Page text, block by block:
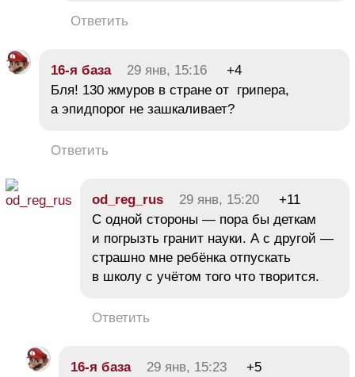
Ответить
16-я база 29 янв, 15:16
+4
Бля! 130 жмуров в стране от грипера,
а эпидпорог не зашкаливает?
Ответить
od_reg_rus 29 янв, 15:20
+11
С одной стороны — пора бы деткам
и погрызть гранит науки. А с другой —
страшно мне ребёнка отпускать
в школу с учётом того что творится.
Ответить
16-я база 29 янв, 15:23
+5